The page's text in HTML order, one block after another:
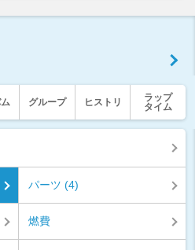
グループ ヒストリ
ラップ
タイム
パーツ (4)
燃費